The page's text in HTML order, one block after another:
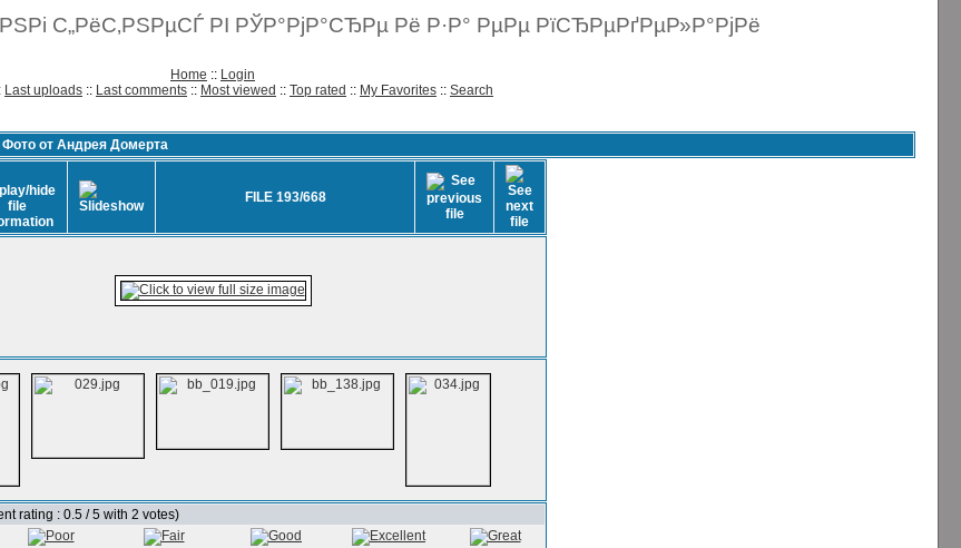
С„РёС‚РЅРµСЃ РІ РЎР°РјР°СЂРµ Рё Р·Р° РµРµ РїСЂРµРґРµР»Р°РјРё
Home :: Login
Last uploads :: Last comments :: Most viewed :: Top rated :: My Favorites :: Search
Фото от Андрея Домерта
FILE 193/668
rating : 0.5 / 5 with 2 votes)